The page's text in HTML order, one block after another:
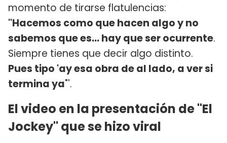
momento de tirarse flatulencias:
"Hacemos como que hacen algo y no
sabemos que es... hay que ser ocurrente.
Siempre tienes que decir algo distinto.
Pues tipo 'ay esa obra de al lado, a ver si
termina ya"'.
El video en la presentación de "El
Jockey" que se hizo viral